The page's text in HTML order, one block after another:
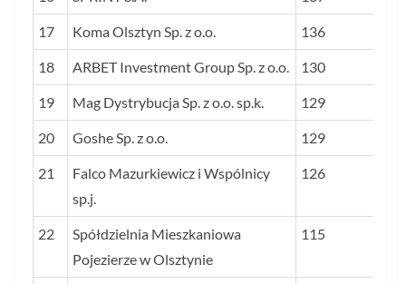
17 Koma Olsztyn Sp. z o.o. 136
18 ARBET Investment Group Sp. z o.o. 130
19 Mag Dystrybucja Sp. z o.o. sp.k. 129
20 Goshe Sp. z o.o. 129
21
Falco Mazurkiewicz i Wspólnicy
sp.j.
126
22
Spółdzielnia Mieszkaniowa
Pojezierze w Olsztynie
115